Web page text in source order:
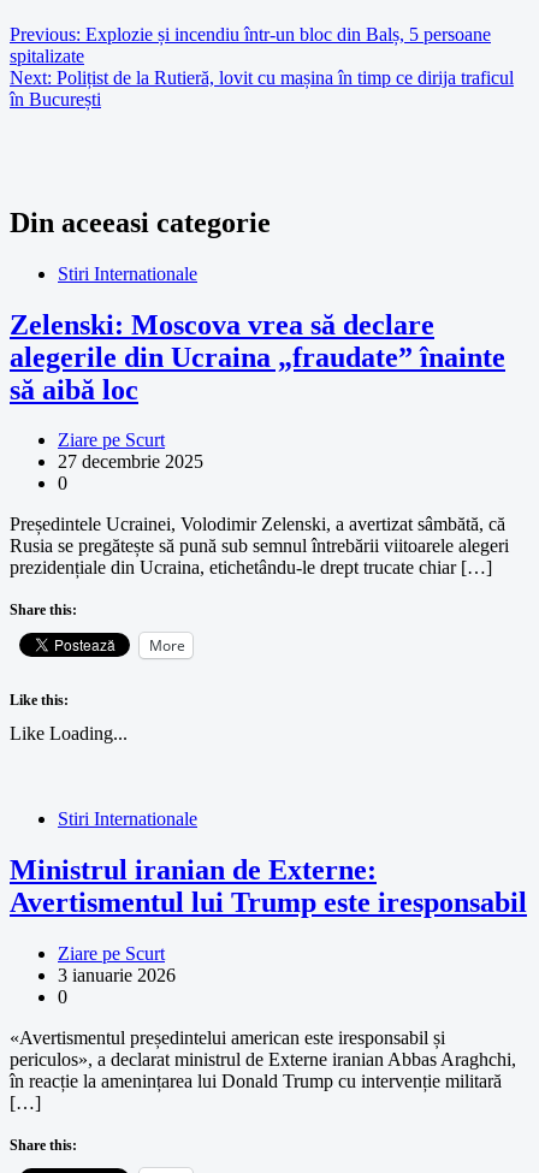
Previous: Explozie și incendiu într-un bloc din Balș, 5 persoane
spitalizate
Next: Polițist de la Rutieră, lovit cu mașina în timp ce dirija traficul
în București
Din aceeasi categorie
Stiri Internationale
Zelenski: Moscova vrea să declare
alegerile din Ucraina „fraudate” înainte
să aibă loc
Ziare pe Scurt
27 decembrie 2025
0
Președintele Ucrainei, Volodimir Zelenski, a avertizat sâmbătă, că
Rusia se pregătește să pună sub semnul întrebării viitoarele alegeri
prezidențiale din Ucraina, etichetându-le drept trucate chiar […]
Share this:
More
Like this:
Like Loading...
Stiri Internationale
Ministrul iranian de Externe:
Avertismentul lui Trump este iresponsabil
Ziare pe Scurt
3 ianuarie 2026
0
«Avertismentul președintelui american este iresponsabil și
periculos», a declarat ministrul de Externe iranian Abbas Araghchi,
în reacție la amenințarea lui Donald Trump cu intervenție militară
[…]
Share this: